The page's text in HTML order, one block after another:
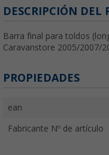
DESCRIPCIÓN DEL
Barra final para toldos
Caravanstore 2005/2007/
PROPIEDADES
ean
Fabricante Nº de artículo